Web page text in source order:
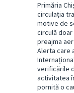
Primăria
circulația
motive de
circulă
preajma
Alerta care
verificările
activitatea
pornită o